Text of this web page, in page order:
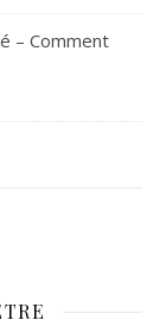
– Comment